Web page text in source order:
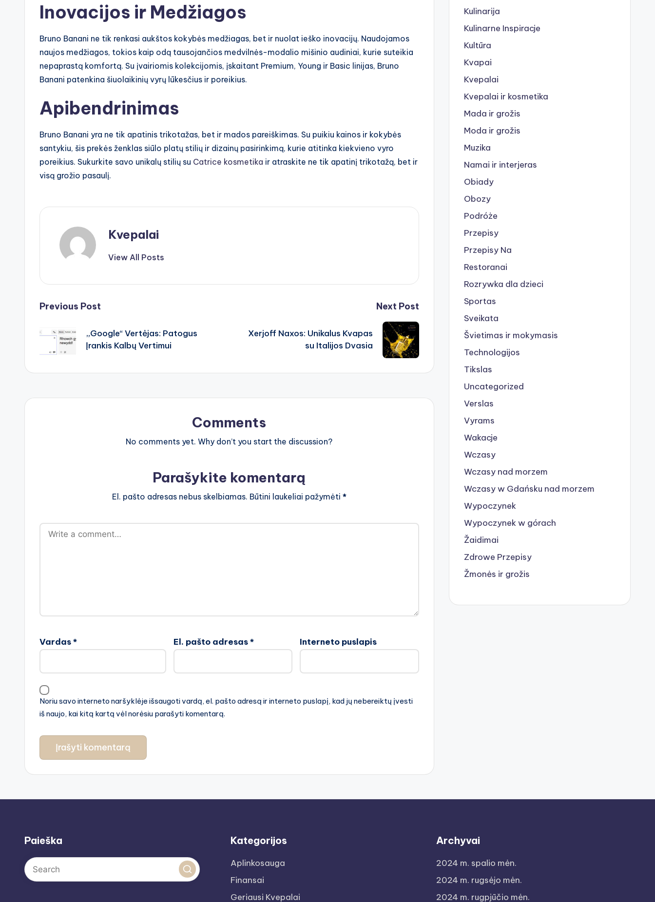
Inovacijos ir Medžiagos
Bruno Banani ne tik renkasi aukštos kokybės medžiagas, bet ir nuolat ieško inovacijų. Naudojamos
naujos medžiagos, tokios kaip odą tausojančios medvilnės-modalio mišinio audiniai, kurie suteikia
nepaprastą komfortą. Su įvairiomis kolekcijomis, įskaitant Premium, Young ir Basic linijas, Bruno
Banani patenkina šiuolaikinių vyrų lūkesčius ir poreikius.
Apibendrinimas
Bruno Banani yra ne tik apatinis trikotažas, bet ir mados pareiškimas. Su puikiu kainos ir kokybės
santykiu, šis prekės ženklas siūlo platų stilių ir dizainų pasirinkimą, kurie atitinka kiekvieno vyro
poreikius. Sukurkite savo unikalų stilių su Catrice kosmetika ir atraskite ne tik apatinį trikotažą, bet ir
visą grožio pasaulį.
Kvepalai
View All Posts
Post
navigation
Previous Post
„Google“ Vertėjas: Patogus
Įrankis Kalbų Vertimui
Next Post
Xerjoff Naxos: Unikalus Kvapas
su Italijos Dvasia
Comments
No comments yet. Why don’t you start the discussion?
Parašykite komentarą
El. pašto adresas nebus skelbiamas. Būtini laukeliai pažymėti *
Vardas* El. pašto adresas* Interneto puslapis
Noriu savo interneto naršyklėje išsaugoti vardą, el. pašto adresą ir interneto puslapį, kad jų nebereiktų įvesti
iš naujo, kai kitą kartą vėl norėsiu parašyti komentarą.
Kulinarija
Kulinarne Inspiracje
Kultūra
Kvapai
Kvepalai
Kvepalai ir kosmetika
Mada ir grožis
Moda ir grožis
Muzika
Namai ir interjeras
Obiady
Obozy
Podróże
Przepisy
Przepisy Na
Restoranai
Rozrywka dla dzieci
Sportas
Sveikata
Švietimas ir mokymasis
Technologijos
Tikslas
Uncategorized
Verslas
Vyrams
Wakacje
Wczasy
Wczasy nad morzem
Wczasy w Gdańsku nad morzem
Wypoczynek
Wypoczynek w górach
Žaidimai
Zdrowe Przepisy
Žmonės ir grožis
Paieška Kategorijos
Aplinkosauga
Finansai
Geriausi Kvepalai
Archyvai
2024 m. spalio mėn.
2024 m. rugsėjo mėn.
2024 m. rugpjūčio mėn.